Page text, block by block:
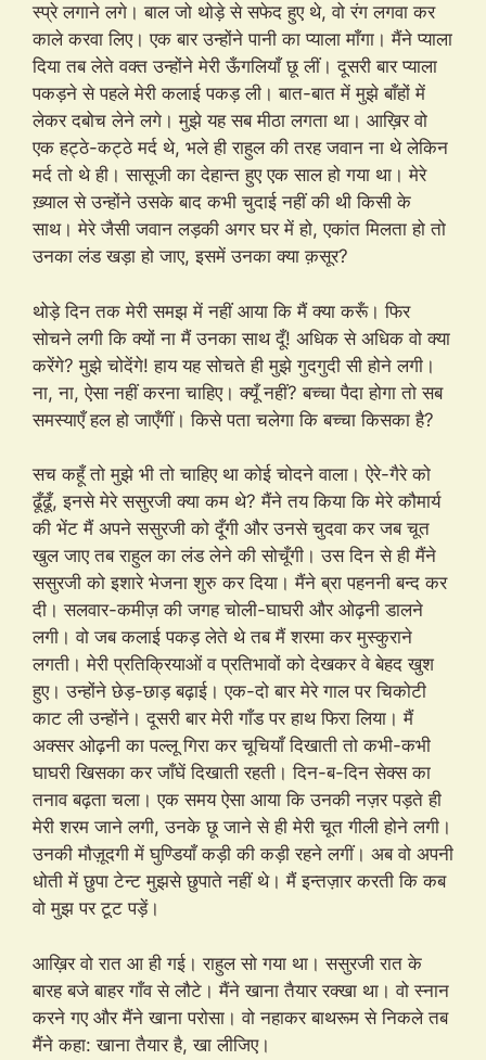
स्प्रे लगाने लगे। बाल जो थोड़े से सफेद हुए थे, वो रंग लगवा कर
काले करवा लिए। एक बार उन्होंने पानी का प्याला माँगा। मैंने प्याला
दिया तब लेते वक्त उन्होंने मेरी ऊँगलियाँ छू लीं। दूसरी बार प्याला
पकड़ने से पहले मेरी कलाई पकड़ ली। बात-बात में मुझे बाँहों में
लेकर दबोच लेने लगे। मुझे यह सब मीठा लगता था। आख़िर वो
एक हट्ठे-कट्ठे मर्द थे, भले ही राहुल की तरह जवान ना थे लेकिन
मर्द तो थे ही। सासूजी का देहान्त हुए एक साल हो गया था। मेरे
ख़्याल से उन्होंने उसके बाद कभी चुदाई नहीं की थी किसी के
साथ। मेरे जैसी जवान लड़की अगर घर में हो, एकांत मिलता हो तो
उनका लंड खड़ा हो जाए, इसमें उनका क्या क़सूर?
थोड़े दिन तक मेरी समझ में नहीं आया कि मैं क्या करूँ। फिर
सोचने लगी कि क्यों ना मैं उनका साथ दूँ! अधिक से अधिक वो क्या
करेंगे? मुझे चोदेंगे! हाय यह सोचते ही मुझे गुदगुदी सी होने लगी।
ना, ना, ऐसा नहीं करना चाहिए। क्यूँ नहीं? बच्चा पैदा होगा तो सब
समस्याएँ हल हो जाएँगीं। किसे पता चलेगा कि बच्चा किसका है?
सच कहूँ तो मुझे भी तो चाहिए था कोई चोदने वाला। ऐरे-गैरे को
ढूँढूँ, इनसे मेरे ससुरजी क्या कम थे? मैंने तय किया कि मेरे कौमार्य
की भेंट मैं अपने ससुरजी को दूँगी और उनसे चुदवा कर जब चूत
खुल जाए तब राहुल का लंड लेने की सोचूँगी। उस दिन से ही मैंने
ससुरजी को इशारे भेजना शुरु कर दिया। मैंने ब्रा पहननी बन्द कर
दी। सलवार-कमीज़ की जगह चोली-घाघरी और ओढ़नी डालने
लगी। वो जब कलाई पकड़ लेते थे तब मैं शरमा कर मुस्कुराने
लगती। मेरी प्रतिक्रियाओं व प्रतिभावों को देखकर वे बेहद खुश
हुए। उन्होंने छेड़-छाड़ बढ़ाई। एक-दो बार मेरे गाल पर चिकोटी
काट ली उन्होंने। दूसरी बार मेरी गाँड पर हाथ फिरा लिया। मैं
अक्सर ओढ़नी का पल्लू गिरा कर चूचियाँ दिखाती तो कभी-कभी
घाघरी खिसका कर जाँघें दिखाती रहती। दिन-ब-दिन सेक्स का
तनाव बढ़ता चला। एक समय ऐसा आया कि उनकी नज़र पड़ते ही
मेरी शरम जाने लगी, उनके छू जाने से ही मेरी चूत गीली होने लगी।
उनकी मौज़ूदगी में घुण्डियाँ कड़ी की कड़ी रहने लगीं। अब वो अपनी
धोती में छुपा टेन्ट मुझसे छुपाते नहीं थे। मैं इन्तज़ार करती कि कब
वो मुझ पर टूट पड़ें।
आख़िर वो रात आ ही गई। राहुल सो गया था। ससुरजी रात के
बारह बजे बाहर गाँव से लौटे। मैंने खाना तैयार रक्खा था। वो स्नान
करने गए और मैंने खाना परोसा। वो नहाकर बाथरूम से निकले तब
मैंने कहा: खाना तैयार है, खा लीजिए।